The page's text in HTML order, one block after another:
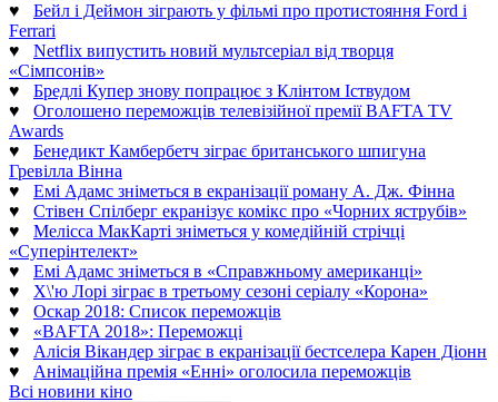
♥ Бейл і Деймон зіграють у фільмі про протистояння Ford і
Ferrari
♥ Netflix випустить новий мультсеріал від творця
«Сімпсонів»
♥ Бредлі Купер знову попрацює з Клінтом Іствудом
♥ Оголошено переможців телевізійної премії BAFTA TV
Awards
♥ Бенедикт Камбербетч зіграє британського шпигуна
Гревілла Вінна
♥ Емі Адамс зніметься в екранізації роману А. Дж. Фінна
♥ Стівен Спілберг екранізує комікс про «Чорних яструбів»
♥ Мелісса МакКарті зніметься у комедійній стрічці
«Суперінтелект»
♥ Емі Адамс зніметься в «Справжньому американці»
♥ Х\'ю Лорі зіграє в третьому сезоні серіалу «Корона»
♥ Оскар 2018: Список переможців
♥ «BAFTA 2018»: Переможці
♥ Алісія Вікандер зіграє в екранізації бестселера Карен Діонн
♥ Анімаційна премія «Енні» оголосила переможців
Всі новини кіно